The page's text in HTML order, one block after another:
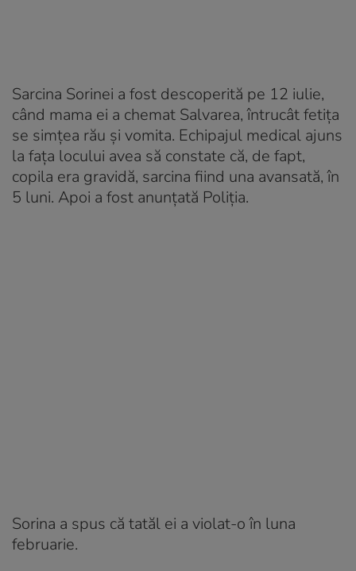
Sarcina Sorinei a fost descoperită pe 12 iulie,
când mama ei a chemat Salvarea, întrucât fetița
se simțea rău și vomita. Echipajul medical ajuns
la fața locului avea să constate că, de fapt,
copila era gravidă, sarcina fiind una avansată, în
5 luni. Apoi a fost anunțată Poliția.
Sorina a spus că tatăl ei a violat-o în luna
februarie.